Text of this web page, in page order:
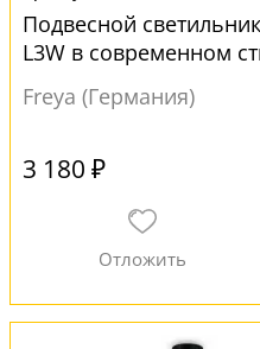
Подвесной
L3W в современном
Freya (Германия)
3 180 ₽